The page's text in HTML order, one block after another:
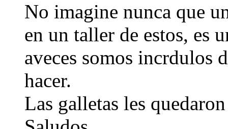
No imagine nunca que
en un taller de estos, es
aveces somos incrdulos
hacer.
Las galletas les